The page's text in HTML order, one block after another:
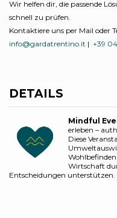
Wir helfen dir, die passende
schnell zu prüfen.
Kontaktiere uns per Mail oder
info@gardatrentino.it | +39
DETAILS
Mindful
erleben –
Diese
Wirtschaft
Entscheidungen unterstützen.